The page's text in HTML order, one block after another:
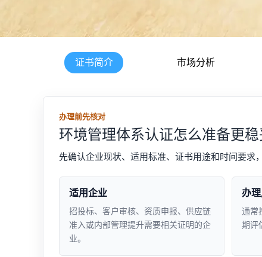
证书简介 市场分析
办理前先核对
环境管理体系认证怎么准备更稳
先确认企业现状、适用标准、证书用途和时间要求
适用企业
招投标、客户审核、资质申报、供应链
准入或内部管理提升需要相关证明的企
业。
办
通常
期评